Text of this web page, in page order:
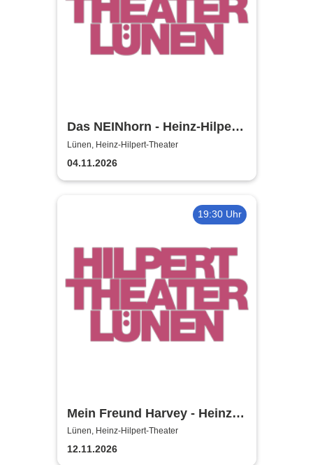
Das NEINhorn - Heinz-Hilpert-
Theater
Lünen, Heinz-Hilpert-Theater
04.11.2026
19:30 Uhr
Mein Freund Harvey - Heinz-
Hilpert-Theater
Lünen, Heinz-Hilpert-Theater
12.11.2026